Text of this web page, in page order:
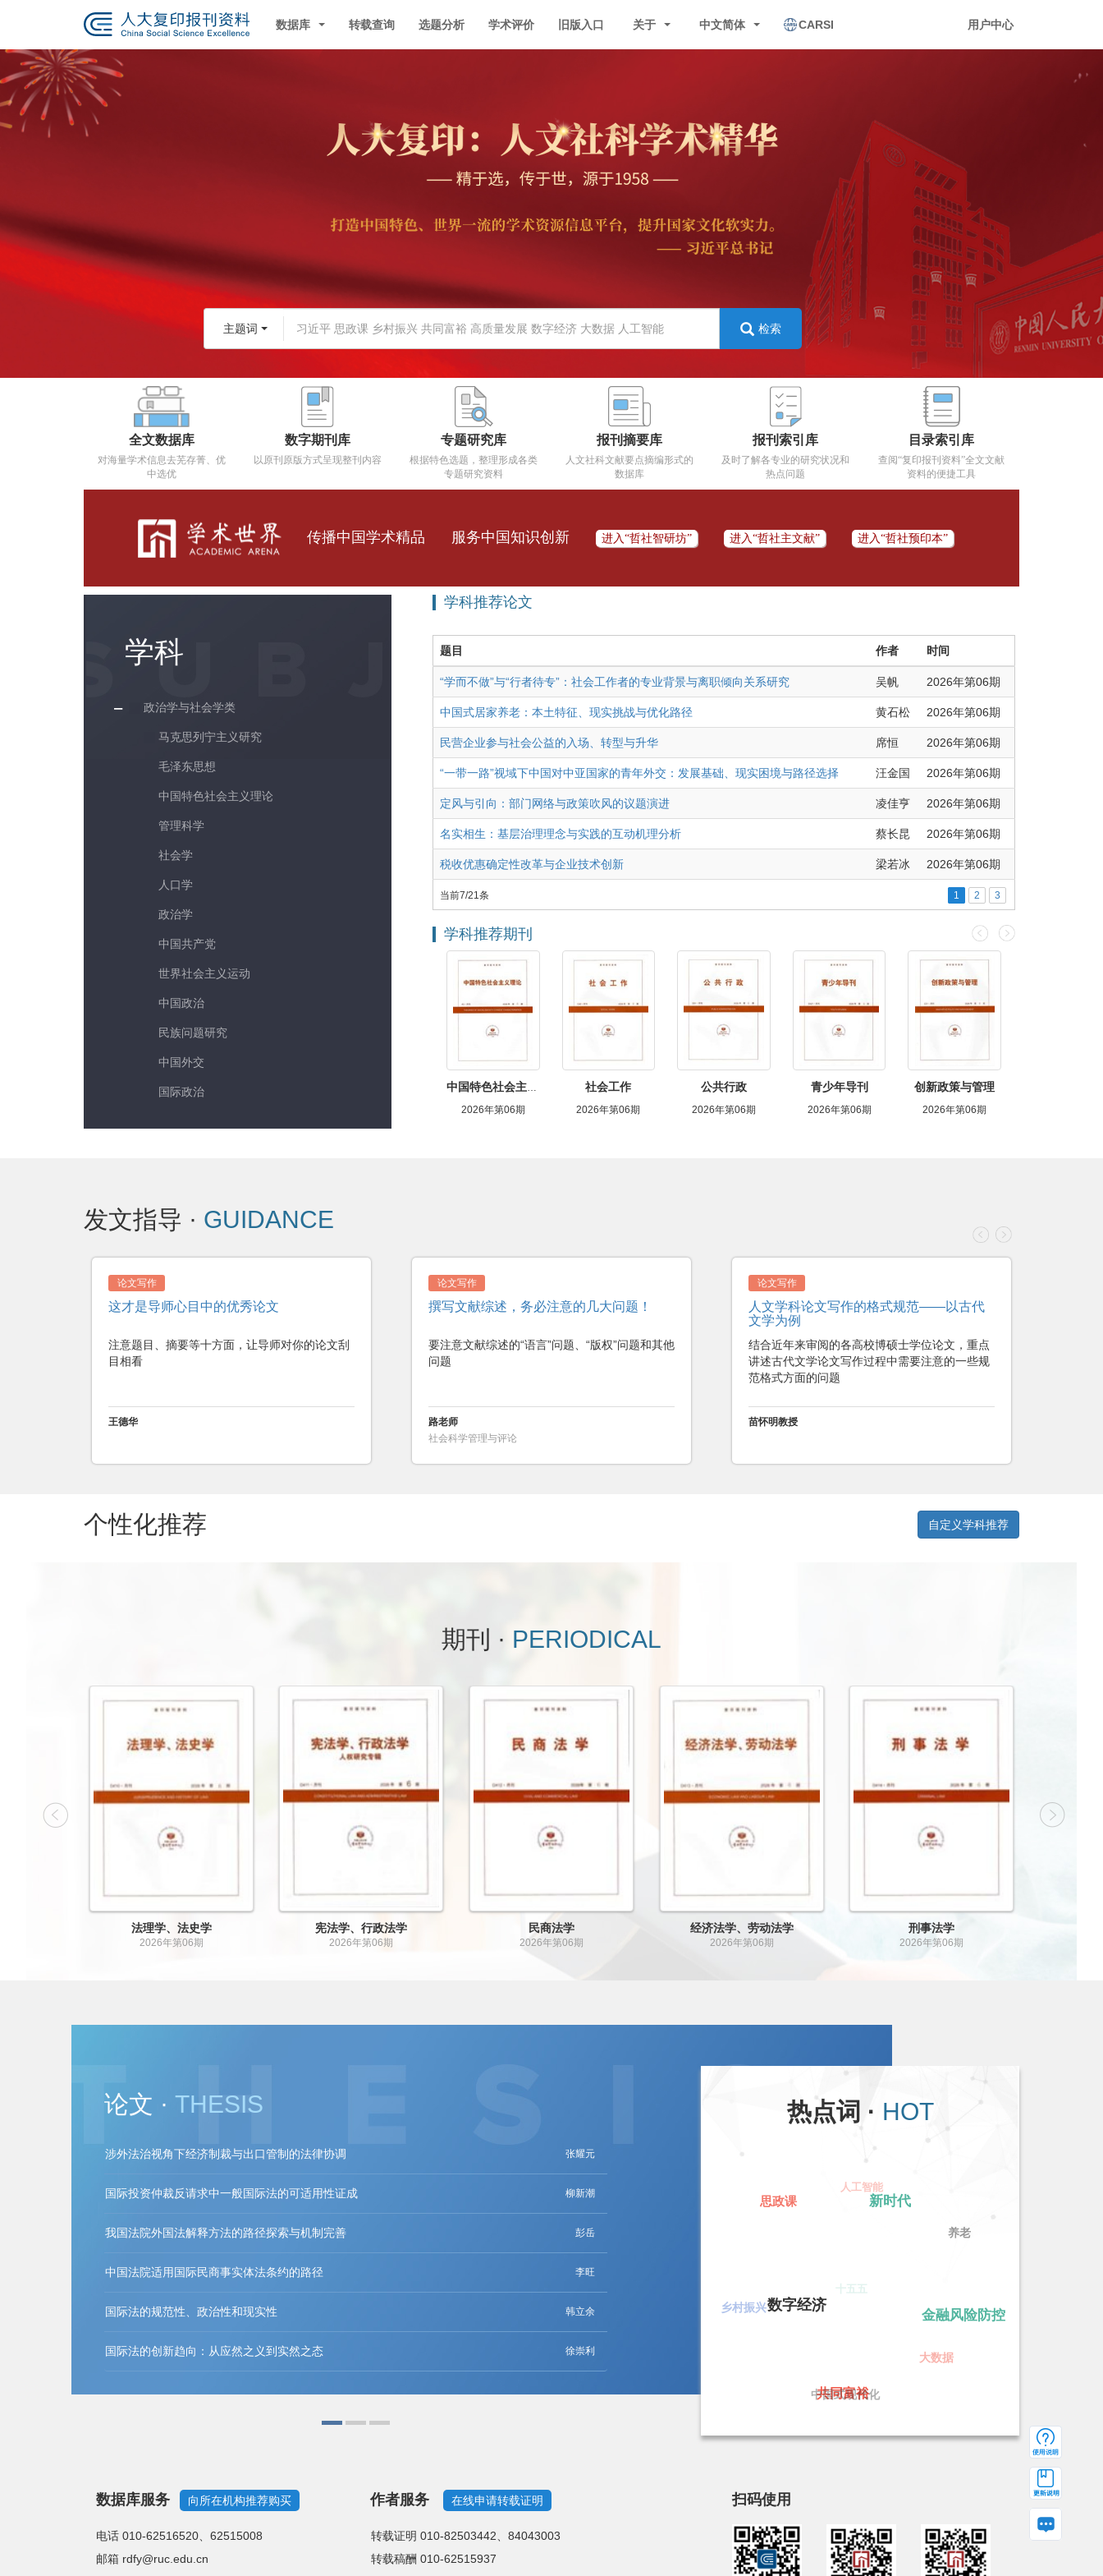
数据库 转载查询 选题分析 学术评价 旧版入口 关于 中文简体 CARSI 用户中心
主题词 检索
全文数据库
对海量学术信息去芜存菁、优
中选优
数字期刊库
以原刊原版方式呈现整刊内容
专题研究库
根据特色选题，整理形成各类
专题研究资料
报刊摘要库
人文社科文献要点摘编形式的
数据库
报刊索引库
及时了解各专业的研究状况和
热点问题
目录索引库
查阅“复印报刊资料”全文文献
资料的便捷工具
传播中国学术精品 服务中国知识创新 进入“哲社智研坊” 进入“哲社主文献” 进入“哲社预印本”
学科
政治学与社会学类
马克思列宁主义研究
毛泽东思想
中国特色社会主义理论
管理科学
社会学
人口学
政治学
中国共产党
世界社会主义运动
中国政治
民族问题研究
中国外交
国际政治
公共行政
台、港、澳研究
文化信息传播类
学科推荐论文
题目 作者 时间
“学而不做”与“行者待专”：社会工作者的专业背景与离职倾向关系研究 吴帆 2026年第06期
中国式居家养老：本土特征、现实挑战与优化路径 黄石松 2026年第06期
民营企业参与社会公益的入场、转型与升华 席恒 2026年第06期
“一带一路”视域下中国对中亚国家的青年外交：发展基础、现实困境与路径选择 汪金国 2026年第06期
定风与引向：部门网络与政策吹风的议题演进 凌佳亨 2026年第06期
名实相生：基层治理理念与实践的互动机理分析 蔡长昆 2026年第06期
税收优惠确定性改革与企业技术创新 梁若冰 2026年第06期
当前7/21条 1 2 3
学科推荐期刊
公共行政 社会保障制度
2026年第06期
创新政策与管理
2026年第05期
社会保障制度
2026年第05期
2026年第05期
社会学
2026年第05期
发文指导 · GUIDANCE
论文写作
学位论文选题四个注意事项
对于刚从事科研工作的硕士生来说 ,学位论文的
选题是一大难关 ,其中 ,有四个方面的问题应予注
论文写作
综述文献应该达到什么目的？
展开多次文献综述的练习，是研究生们提升论文
写作基本功的一个有效方法
潘忠党
中国知网
论文发表
如何正确有效地回复审稿专家的意见？
正确有效的回复，将是你的稿子被录用的唯一因
素
投必得学术
个性化推荐 自定义学科推荐
期刊 · PERIODICAL
国际法学
2026年第06期
法理学、法史学
2026年第05期
宪法学、行政法学
2026年第05期
经济法学、劳动法学
2026年第05期
国际法学
2026年第05期
论文 ·THESIS
中国式现代化和国际法主体性 沈伟
法秩序统一性视阈下行刑衔接的实体规则研究 康子豪
“穿透式”刑事司法的应用风险、权力边界与适用规则 张燕龙
财产法益视野下诈骗罪财产损失的个别认定 何沛锡
论不法原因给付场景下财产犯罪的认定 唐岚敕
虚开增值税专用发票行为的刑法定性 袁彬
热点词 · HOT
数字经济
共同富裕
金融风险防控
新时代
思政课
乡村振兴
中国式现代化
大数据
养老
人工智能
十五五
数据库服务 向所在机构推荐购买
电话 010-62516520、62515008
邮箱 rdfy@ruc.edu.cn
作者服务 在线申请转载证明
转载证明 010-82503442、84043003
转载稿酬 010-62515937
扫码使用